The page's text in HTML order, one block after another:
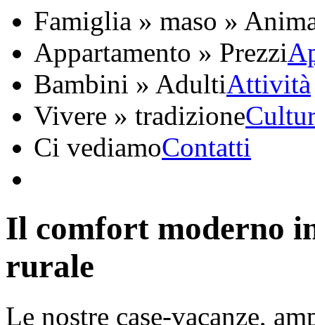
Famiglia » maso »
Appartamento » Prezzi
Bambini » AdultiAttività
Vivere » tradizione
Ci vediamoContatti
Il comfort moderno
rurale
Le nostre case-vacanze,